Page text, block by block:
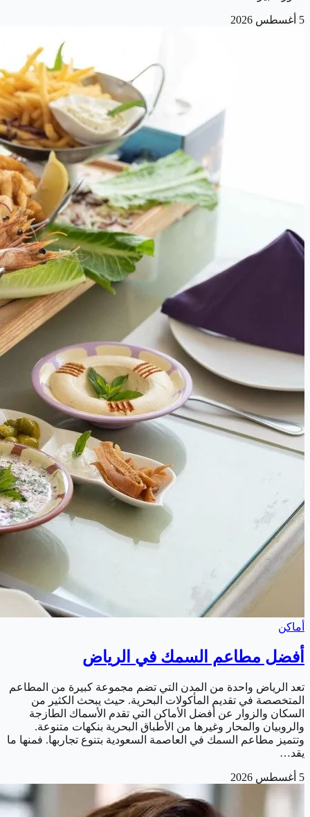
5 أغسطس 2026
أماكن
أفضل مطاعم السمك في الرياض
تعد الرياض واحدة من المدن التي تضم مجموعة كبيرة من المطاعم
المتخصصة في تقديم المأكولات البحرية. حيث يبحث الكثير من
السكان والزوار عن أفضل الأماكن التي تقدم الأسماك الطازجة
والروبيان والمحار وغيرها من الأطباق البحرية بنكهات متنوعة.
وتتميز مطاعم السمك في العاصمة السعودية بتنوع تجاربها. فمنها ما
يقد…
5 أغسطس 2026